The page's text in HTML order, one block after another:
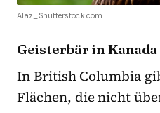
Alaz_Shutterstock.com
Geisterbär in Kanada
In British Columbia
Flächen, die nicht